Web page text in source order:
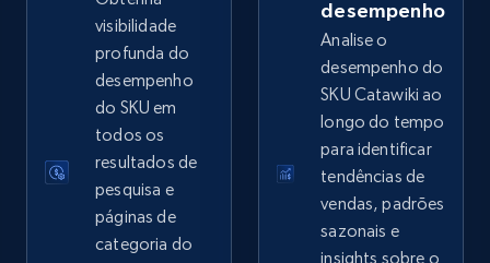
eBay - Collect records by category
URL, Product id, Title, Seller name, Seller rating,
Seller reviews, Breadcrumbs, Root category, and
more.
2.5K+ 359+ Comece agora
visibilidade
profunda do
desempenho
do SKU em
todos os
resultados de
pesquisa e
páginas de
categoria do
desempenho
Analise o
desempenho do
SKU Catawiki ao
longo do tempo
para identificar
tendências de
vendas, padrões
sazonais e
insights sobre o